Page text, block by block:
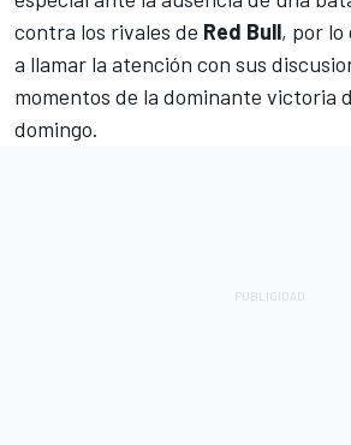
contra los rivales de Red Bull, por lo
a llamar la atención con sus
momentos de la dominante victoria
domingo.